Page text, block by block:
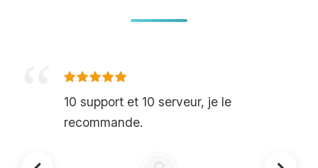
10 support et 10 serveur, je le
recommande.